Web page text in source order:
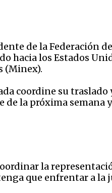
de la Federación
hacia los Estados
(Minex).
coordine su traslado
la próxima semana
la
que enfrentar a la